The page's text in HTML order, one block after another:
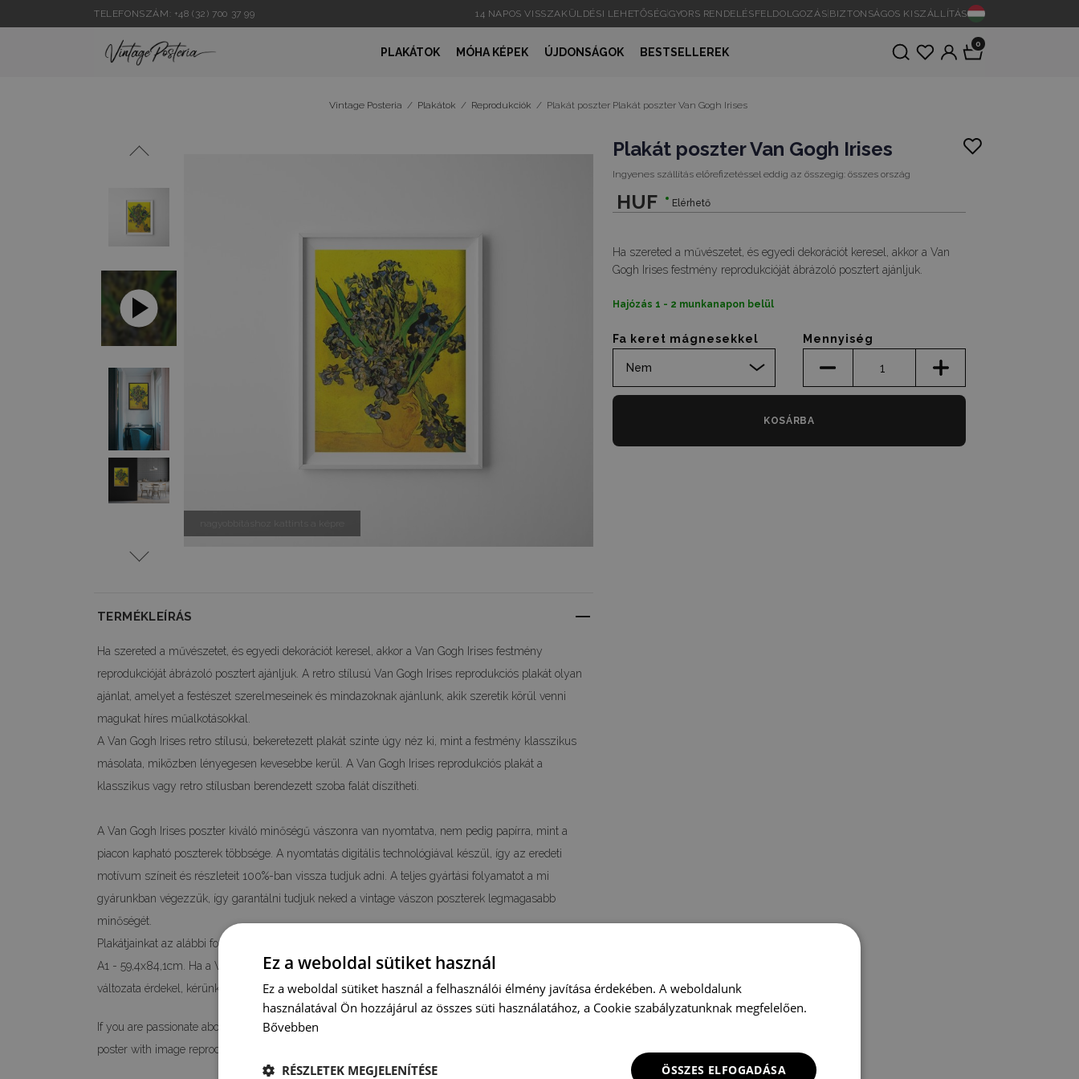
TELEFONSZÁM: +48 (32) 700 37 99 14 NAPOS VISSZAKÜLDÉSI LEHETŐSÉG |GYORS RENDELÉSFELDOLGOZÁS BIZTONSÁGOS KISZÁLLÍTÁS
PLAKÁTOK MÓHA KÉPEK ÚJDONSÁGOK BESTSELLEREK
0
Vintage Posteria / Plakátok / Reprodukciók / Plakát poszter Plakát poszter Van Gogh Irises
Plakát poszter Van Gogh Irises
Ingyenes szállítás előrefizetéssel eddig az összegig: összes ország
HUF Elérhető
Ha szereted a művészetet, és egyedi dekorációt keresel, akkor a Van
Gogh Irises festmény reprodukcióját ábrázoló posztert ajánljuk.
Hajózás 1 - 2 munkanapon belül
Fa keret mágnesekkel
Nem
Mennyiség
KOSÁRBA
TERMÉKLEÍRÁS
Ha szereted a művészetet, és egyedi dekorációt keresel, akkor a Van Gogh Irises festmény
reprodukcióját ábrázoló posztert ajánljuk. A retro stílusú Van Gogh Irises reprodukciós plakát olyan
ajánlat, amelyet a festészet szerelmeseinek és mindazoknak ajánlunk, akik szeretik körül venni
magukat híres műalkotásokkal.
A Van Gogh Irises retro stílusú, bekeretezett plakát szinte úgy néz ki, mint a festmény klasszikus
másolata, miközben lényegesen kevesebbe kerül. A Van Gogh Irises reprodukciós plakát a
klasszikus vagy retro stílusban berendezett szoba falát díszítheti.
A Van Gogh Irises poszter kiváló minőségű vászonra van nyomtatva, nem pedig papírra, mint a
piacon kapható poszterek többsége. A nyomtatás digitális technológiával készül, így az eredeti
motívum színeit és részleteit 100%-ban vissza tudjuk adni. A teljes gyártási folyamatot a mi
gyárunkban végezzük, így garantálni tudjuk neked a vintage vászon poszterek legmagasabb
minőségét.
Plakátjainkat az alábbi formátumokban kínáljuk: A4 - 21x29,7cm, A3 - 29,7x42cm, A2 - 42x59,4cm i
A1 - 59,4x84,1cm. Ha a Van Gogh Irises poszter egyéb, nem szabványos méretű, retro stílusú
változata érdekel, kérünk, vedd fel velünk a kapcsolatot.
If you are passionate about painting and are looking for an unique decoration, we recommend a
poster with image reproduction Van Gogh Irises.
Ez a weboldal sütiket használ
Ez a weboldal sütiket használ a felhasználói élmény javítása érdekében. A weboldalunk
használatával Ön hozzájárul az összes süti használatához, a Cookie szabályzatunknak megfelelően.
Bővebben
ÖSSZES ELFOGADÁSA
RÉSZLETEK MEGJELENÍTÉSE